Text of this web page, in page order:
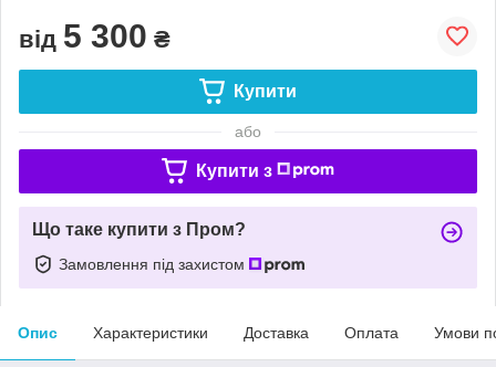
від 5 300 ₴
Купити
або
Купити з
Що таке купити з Пром?
Замовлення під захистом
Опис Характеристики Доставка Оплата Умови